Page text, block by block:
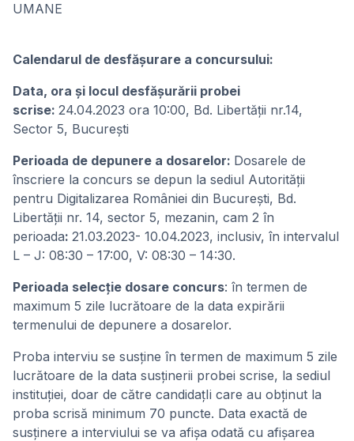
UMANE
Calendarul de desfășurare a concursului:
Data, ora și locul desfășurării probei
scrise: 24.04.2023 ora 10:00, Bd. Libertății nr.14,
Sector 5, București
Perioada de depunere a dosarelor: Dosarele de
înscriere la concurs se depun la sediul Autorității
pentru Digitalizarea României din București, Bd.
Libertății nr. 14, sector 5, mezanin, cam 2 în
perioada: 21.03.2023- 10.04.2023, inclusiv, în intervalul
L – J: 08:30 – 17:00, V: 08:30 – 14:30.
Perioada selecție dosare concurs: în termen de
maximum 5 zile lucrătoare de la data expirării
termenului de depunere a dosarelor.
Proba interviu se susține în termen de maximum 5 zile
lucrătoare de la data susținerii probei scrise, la sediul
instituției, doar de către candidațIi care au obținut la
proba scrisă minimum 70 puncte. Data exactă de
susținere a interviului se va afișa odată cu afișarea